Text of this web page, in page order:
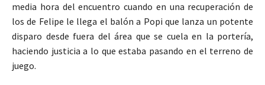
media hora del encuentro cuando en una recuperación de
los de Felipe le llega el balón a Popi que lanza un potente
disparo desde fuera del área que se cuela en la portería,
haciendo justicia a lo que estaba pasando en el terreno de
juego.